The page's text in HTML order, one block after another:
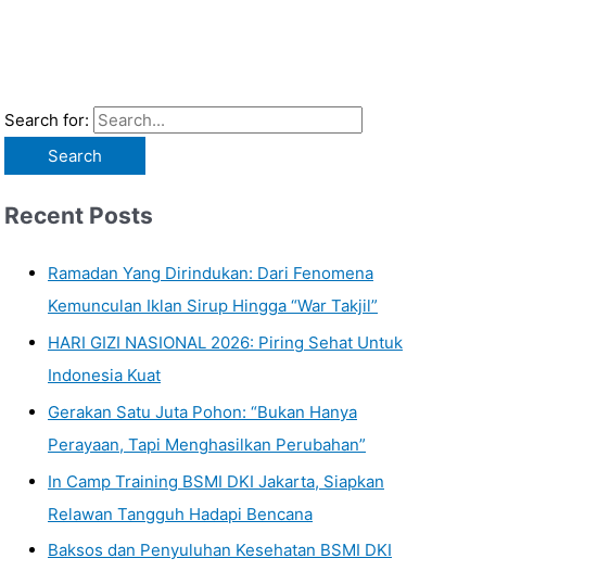
Search for:
Recent Posts
Ramadan Yang Dirindukan: Dari Fenomena
Kemunculan Iklan Sirup Hingga “War Takjil”
HARI GIZI NASIONAL 2026: Piring Sehat Untuk
Indonesia Kuat
Gerakan Satu Juta Pohon: “Bukan Hanya
Perayaan, Tapi Menghasilkan Perubahan”
In Camp Training BSMI DKI Jakarta, Siapkan
Relawan Tangguh Hadapi Bencana
Baksos dan Penyuluhan Kesehatan BSMI DKI